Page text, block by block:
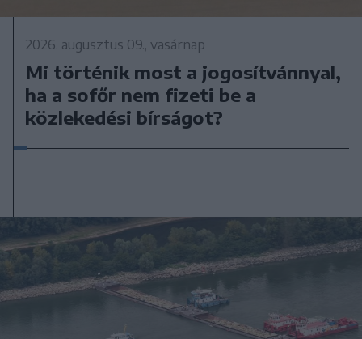
2026. augusztus 09., vasárnap
Mi történik most a jogosítvánnyal,
ha a sofőr nem fizeti be a
közlekedési bírságot?